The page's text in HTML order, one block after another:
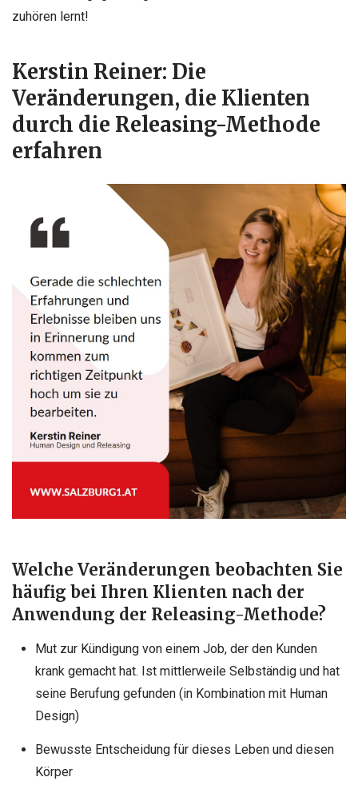
zuhören lernt!
Kerstin Reiner: Die
Veränderungen, die Klienten
durch die Releasing-Methode
erfahren
Welche Veränderungen beobachten Sie
häufig bei Ihren Klienten nach der
Anwendung der Releasing-Methode?
Mut zur Kündigung von einem Job, der den Kunden
krank gemacht hat. Ist mittlerweile Selbständig und hat
seine Berufung gefunden (in Kombination mit Human
Design)
Bewusste Entscheidung für dieses Leben und diesen
Körper